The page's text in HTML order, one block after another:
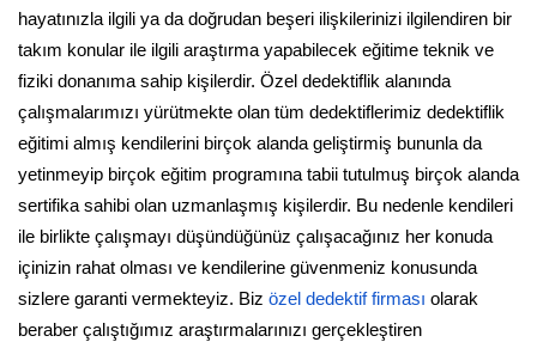
hayatınızla ilgili ya da doğrudan beşeri ilişkilerinizi ilgilendiren bir
takım konular ile ilgili araştırma yapabilecek eğitime teknik ve
fiziki donanıma sahip kişilerdir. Özel dedektiflik alanında
çalışmalarımızı yürütmekte olan tüm dedektiflerimiz dedektiflik
eğitimi almış kendilerini birçok alanda geliştirmiş bununla da
yetinmeyip birçok eğitim programına tabii tutulmuş birçok alanda
sertifika sahibi olan uzmanlaşmış kişilerdir. Bu nedenle kendileri
ile birlikte çalışmayı düşündüğünüz çalışacağınız her konuda
içinizin rahat olması ve kendilerine güvenmeniz konusunda
sizlere garanti vermekteyiz. Biz özel dedektif firması olarak
beraber çalıştığımız araştırmalarınızı gerçekleştiren